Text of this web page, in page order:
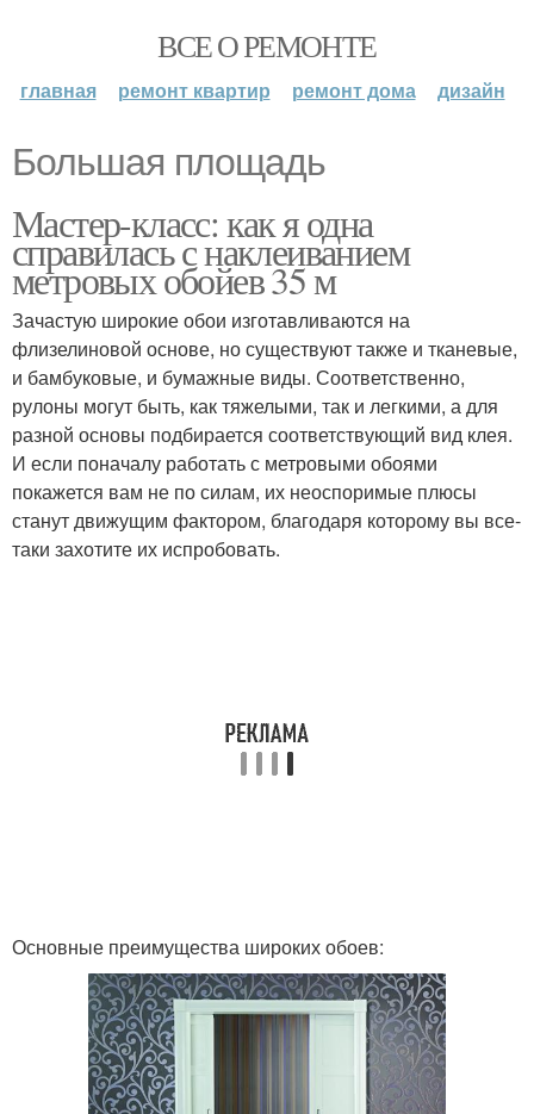
ВСЕ О РЕМОНТЕ
главная ремонт квартир ремонт дома дизайн
Большая площадь
Мастер-класс: как я одна
справилась с наклеиванием
метровых обойев 35 м
Зачастую широкие обои изготавливаются на
флизелиновой основе, но существуют также и тканевые,
и бамбуковые, и бумажные виды. Соответственно,
рулоны могут быть, как тяжелыми, так и легкими, а для
разной основы подбирается соответствующий вид клея.
И если поначалу работать с метровыми обоями
покажется вам не по силам, их неоспоримые плюсы
станут движущим фактором, благодаря которому вы все-
таки захотите их испробовать.
Основные преимущества широких обоев: